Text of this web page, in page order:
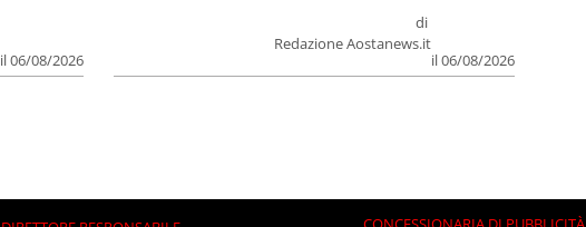
il 06/08/2026
di
Redazione Aostanews.it
il 06/08/2026